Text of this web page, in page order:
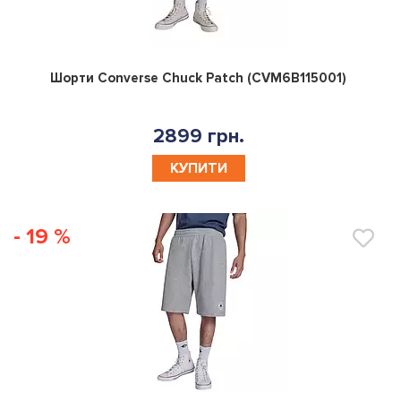
0
Шорти Converse Chuck Patch (CVM6B115001)
2899 грн.
КУПИТИ
- 19 %